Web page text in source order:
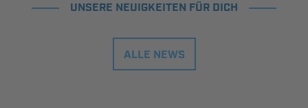
UNSERE NEUIGKEITEN FÜR DICH
ALLE NEWS